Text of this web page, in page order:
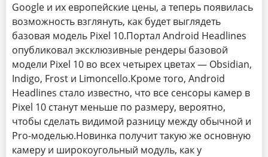
Google и их европейские цены, а теперь появилась
возможность взглянуть, как будет выглядеть
базовая модель Pixel 10.Портал Android Headlines
опубликовал эксклюзивные рендеры базовой
модели Pixel 10 во всех четырех цветах — Obsidian,
Indigo, Frost и Limoncello.Кроме того, Android
Headlines стало известно, что все сенсоры камер в
Pixel 10 станут меньше по размеру, вероятно,
чтобы сделать видимой разницу между обычной и
Pro-моделью.Новинка получит такую же основную
камеру и широкоугольный модуль, как у